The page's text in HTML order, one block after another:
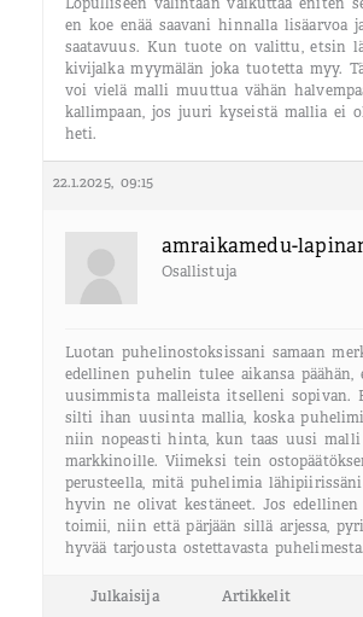
en koe enää saavani hinnalla lisäarvoa
saatavuus. Kun tuote on valittu, etsin
kivijalka myymälän joka tuotetta myy.
voi vielä malli muuttua vähän
kallimpaan, jos juuri kyseistä mallia ei
heti.
22.1.2025, 09:15
amraikamedu-
Osallistuja
Luotan puhelinostoksissani samaan
edellinen puhelin tulee aikansa päähän,
uusimmista malleista itselleni sopivan.
silti ihan uusinta mallia, koska
niin nopeasti hinta, kun taas uusi
markkinoille. Viimeksi tein
perusteella, mitä puhelimia
hyvin ne olivat kestäneet. Jos
toimii, niin että pärjään sillä arjessa,
hyvää tarjousta ostettavasta puhelimesta.
Julkaisija Artikkelit